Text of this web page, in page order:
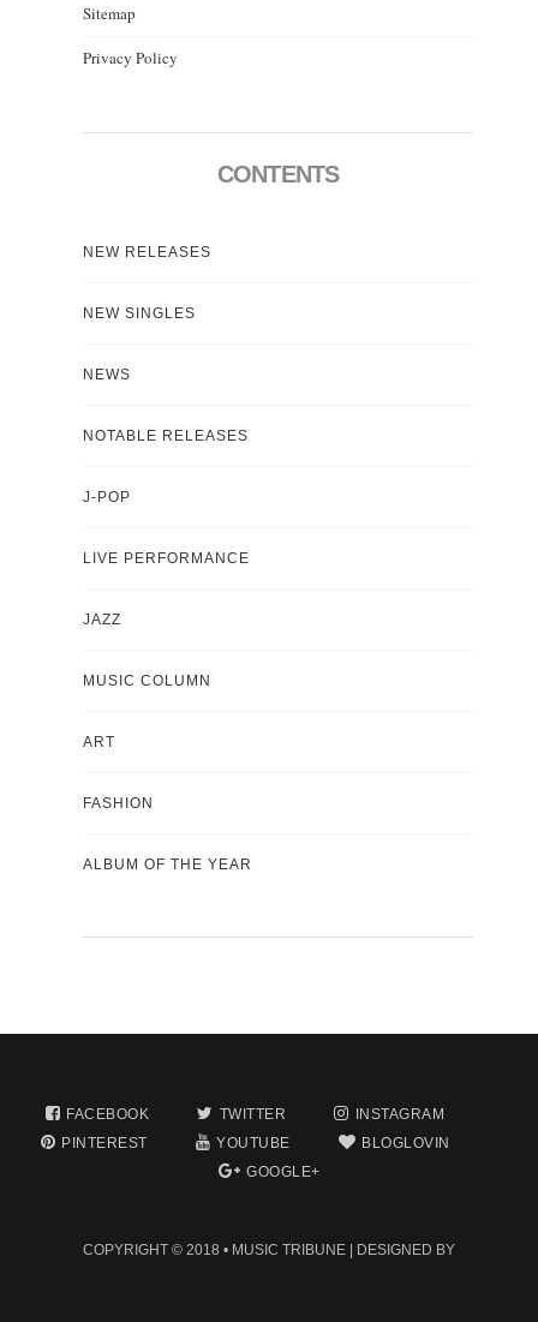
Sitemap
Privacy Policy
CONTENTS
NEW RELEASES
NEW SINGLES
NEWS
NOTABLE RELEASES
J-POP
LIVE PERFORMANCE
JAZZ
MUSIC COLUMN
ART
FASHION
ALBUM OF THE YEAR
FACEBOOK TWITTER
INSTAGRAM
PINTEREST
YOUTUBE
BLOGLOVIN
GOOGLE+
COPYRIGHT © 2018 • MUSIC TRIBUNE | DESIGNED BY